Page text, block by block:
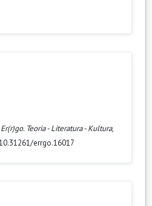
Er(r)go. Teoria - Literatura - Kultura,
errgo.16017